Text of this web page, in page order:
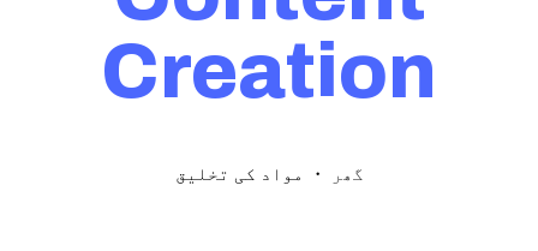
Creation
گھر ・ مواد کی تخلیق